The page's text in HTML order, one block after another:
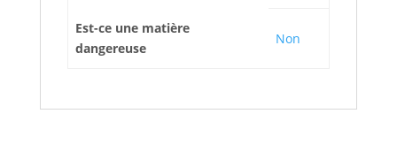
Est-ce une matière
dangereuse
Non